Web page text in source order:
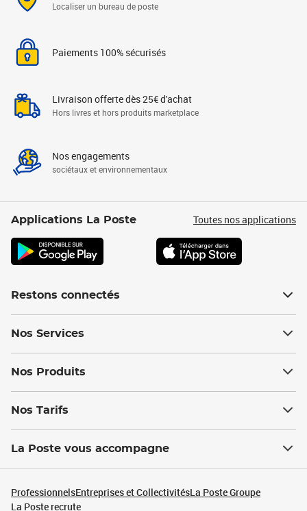
Localiser un bureau de poste
Paiements 100% sécurisés
Livraison offerte dès 25€ d'achat
Hors livres et hors produits marketplace
Nos engagements
sociétaux et environnementaux
Applications La Poste Toutes nos applications
Restons connectés
Nos Services
Nos Produits
Nos Tarifs
La Poste vous accompagne
ProfessionnelsEntreprises et CollectivitésLa Poste Groupe
La Poste recrute